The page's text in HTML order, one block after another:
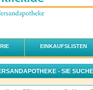
EINKAUFSLISTEN
- SIE